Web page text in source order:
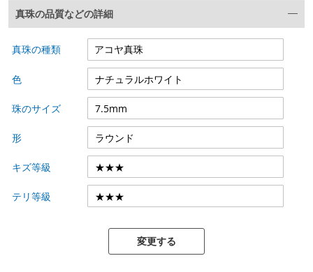
真珠の品質などの詳細
真珠の種類
色
珠のサイズ
形
キズ等級
テリ等級
変更する